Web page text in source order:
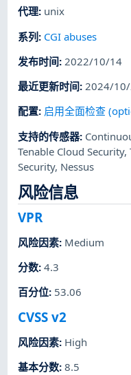
代理: unix
系列: CGI abuses
发布时间: 2022/10/14
最近更新时间:2024/
配置: 启用全面检查
支持的传感器:
Tenable Cloud Security,
Security, Nessus
风险信息
VPR
风险因素: Medium
分数:4.3
百分位: 53.06
CVSS v2
风险因素: High
基本分数:8.5